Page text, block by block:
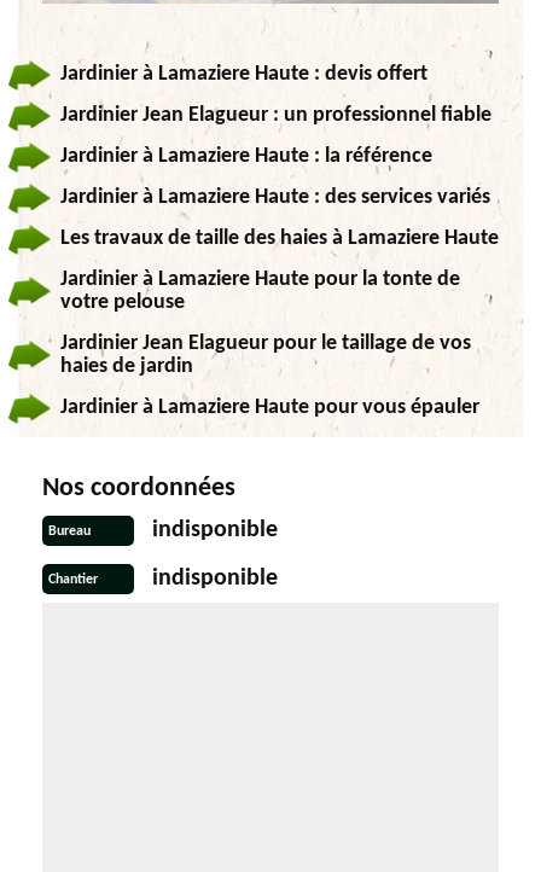
Jardinier à Lamaziere Haute : devis offert
Jardinier Jean Elagueur : un professionnel fiable
Jardinier à Lamaziere Haute : la référence
Jardinier à Lamaziere Haute : des services variés
Les travaux de taille des haies à Lamaziere Haute
Jardinier à Lamaziere Haute pour la tonte de
votre pelouse
Jardinier Jean Elagueur pour le taillage de vos
haies de jardin
Jardinier à Lamaziere Haute pour vous épauler
Nos coordonnées
Bureau indisponible
Chantier indisponible